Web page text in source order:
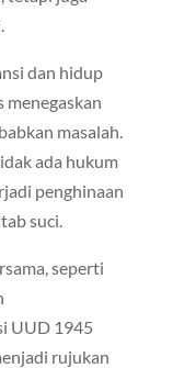
dan hidup
menegaskan
masalah.
ada hukum
penghinaan
suci.
seperti
UUD 1945
rujukan